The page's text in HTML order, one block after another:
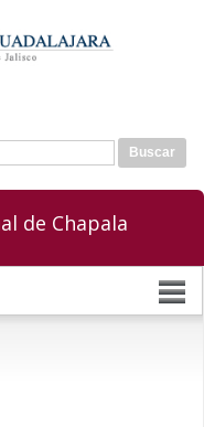
de búsqueda
de Chapala